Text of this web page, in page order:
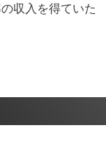
収入を得ていた